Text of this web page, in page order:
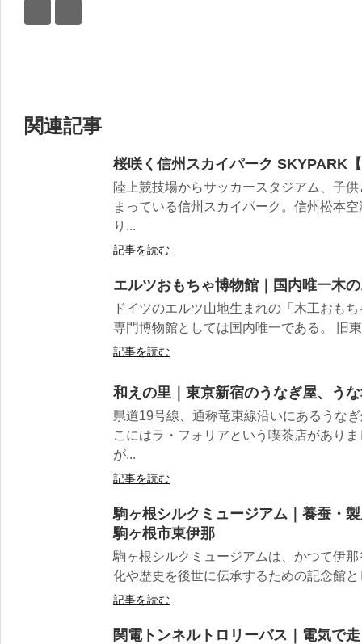
関連記事
桜咲く信州スカイパーク SKYPARK
陸上競技場からサッカースタジアム、子
まっている信州スカイパーク。信州松本
り...
記事を読む
エルツおもちゃ博物館｜国内唯一木
ドイツのエルツ山地生まれの「木工おも
専門博物館としては国内唯一である。 旧
記事を読む
和えの里｜東京新宿のうなぎ屋、う
県道19号線、通称竜東線沿いにあるうな
こにはラ・フォリアという喫茶店があり
が...
記事を読む
駒ヶ根シルクミュージアム｜養蚕・
駒ヶ根市東伊那
駒ヶ根シルクミュージアムは、かつて伊
化や歴史を後世に伝承するための記念館
記事を読む
関電トンネルトロリーバス｜電気で